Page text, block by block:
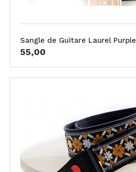
Sangle de Guitare Laurel Purple
55,00